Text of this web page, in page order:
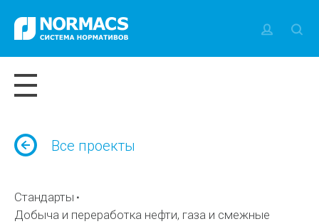
Все проекты
Стандарты
Добыча и переработка нефти, газа и смежные